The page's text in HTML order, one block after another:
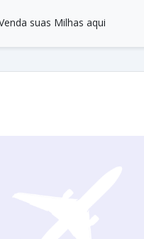
suas Milhas aqui